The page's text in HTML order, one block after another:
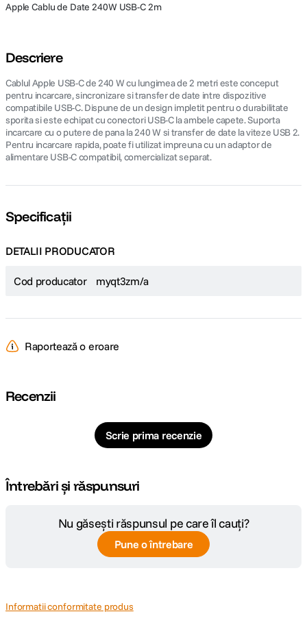
Apple Cablu de Date 240W USB-C 2m
Descriere
Cablul Apple USB-C de 240 W cu lungimea de 2 metri este conceput
pentru incarcare, sincronizare si transfer de date intre dispozitive
compatibile USB-C. Dispune de un design impletit pentru o durabilitate
sporita si este echipat cu conectori USB-C la ambele capete. Suporta
incarcare cu o putere de pana la 240 W si transfer de date la viteze USB 2.
Pentru incarcare rapida, poate fi utilizat impreuna cu un adaptor de
alimentare USB-C compatibil, comercializat separat.
Specificații
DETALII PRODUCATOR
Cod producator myqt3zm/a
Raportează o eroare
Recenzii
Scrie prima recenzie
Întrebări și răspunsuri
Nu găsești răspunsul pe care îl cauți?
Pune o întrebare
Informatii conformitate produs